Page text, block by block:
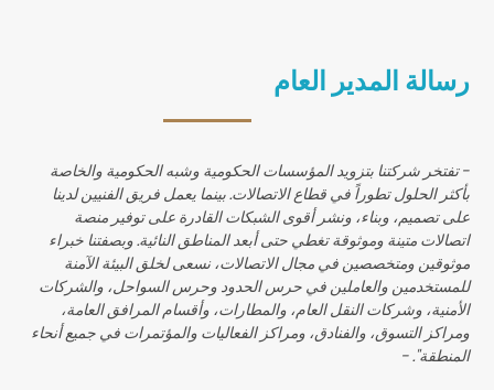
رسالة المدير العام
- تفتخر شركتنا بتزويد المؤسسات الحكومية وشبه الحكومية والخاصة
بأكثر الحلول تطوراً في قطاع الاتصالات. بينما يعمل فريق الفنيين لدينا
على تصميم، وبناء، ونشر أقوى الشبكات القادرة على توفير منصة
اتصالات متينة وموثوقة تغطي حتى أبعد المناطق النائية. وبصفتنا خبراء
موثوقين ومتخصصين في مجال الاتصالات، نسعى لخلق البيئة الآمنة
للمستخدمين والعاملين في حرس الحدود وحرس السواحل، والشركات
الأمنية، وشركات النقل العام، والمطارات، وأقسام المرافق العامة،
ومراكز التسوق، والفنادق، ومراكز الفعاليات والمؤتمرات في جميع أنحاء
المنطقة". -